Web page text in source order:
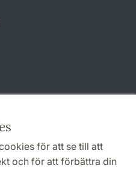
för att se till att
och för att förbättra din